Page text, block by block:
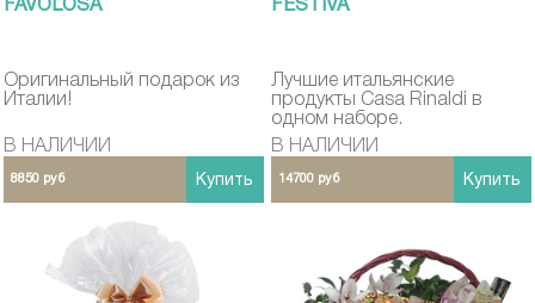
FAVOLOSA
Оригинальный подарок из
Италии!
В НАЛИЧИИ
8850 руб Купить
FESTIVA
Лучшие итальянские
продукты Casa Rinaldi в
одном наборе.
В НАЛИЧИИ
14700 руб Купить